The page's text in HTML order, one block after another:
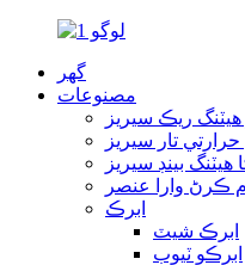
گھر
مصنوعات
هيٽنگ ريڪ سيريز
تار سيريز
هيٽنگ بينڊ سيريز
ڪرڻ وارا عنصر
ابرڪ
ابرڪ شيٽ
ابرڪو ٽيوب